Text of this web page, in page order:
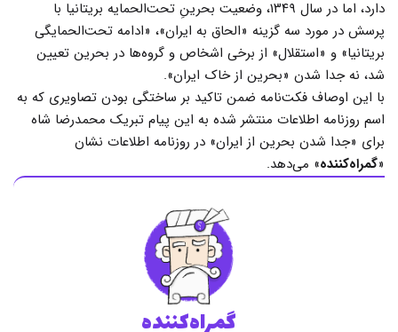
دارد، اما در سال ۱۳۴۹، وضعیت بحرینِ تحت‌الحمایه بریتانیا با
پرسش در مورد سه گزینه «الحاق به ایران»، «ادامه تحت‌الحمایگی
بریتانیا» و «استقلال» از برخی اشخاص و گروه‌ها در بحرین تعیین
شد، نه جدا شدن «بحرین از خاک ایران».
با این اوصاف فکت‌نامه ضمن تاکید بر ساختگی بودن تصاویری که به
اسم روزنامه اطلاعات منتشر شده به این پیام تبریک محمدرضا شاه
برای «جدا شدن بحرین از ایران» در روزنامه اطلاعات نشان
«گمراه‌کننده» می‌دهد.
گمراه‌کننده